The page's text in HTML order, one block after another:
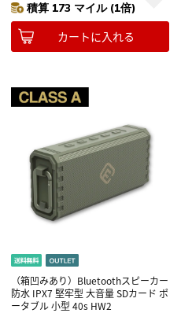
積算 173 マイル (1倍)
カートに入れる
（箱凹みあり）Bluetoothスピーカー
防水 IPX7 堅牢型 大音量 SDカード ポ
ータブル 小型 40s HW2